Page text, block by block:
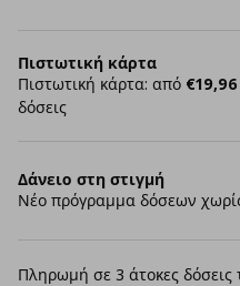
Πιστωτική κάρτα
Πιστωτική κάρτα: από
δόσεις
Δάνειο στη στιγμή
Νέο πρόγραμμα δόσεων
Πληρωμή σε 3 άτοκες